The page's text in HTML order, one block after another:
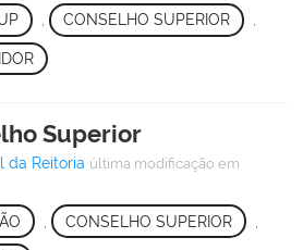
, CONSELHO SUPERIOR ,
Superior
da Reitoria última modificação em
CONSELHO SUPERIOR